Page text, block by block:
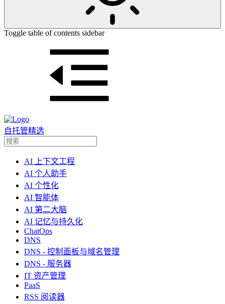
Toggle table of contents sidebar
自托管精选
AI 上下文工程
AI 个人助手
AI 个性化
AI 智能体
AI 第二大脑
AI 记忆与持久化
ChatOps
DNS
DNS - 控制面板与域名管理
DNS - 服务器
IT 资产管理
PaaS
RSS 阅读器